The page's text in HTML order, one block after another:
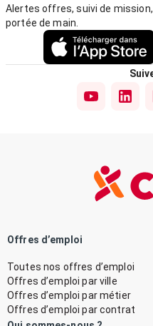
Alertes offres, suivi de
portée de main.
Offres d’emploi
Toutes nos offres d’emploi
Offres d’emploi par ville
Offres d’emploi par métier
Offres d’emploi par contrat